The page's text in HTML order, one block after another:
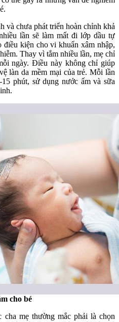
và chưa phát triển hoàn chỉnh khả
lần sẽ làm mất đi lớp dầu tự
điều kiện cho vi khuẩn xâm nhập,
Thay vì tắm nhiều lần, mẹ chỉ
ngày. Điều này không chỉ giúp
làn da mềm mại của trẻ. Mỗi lần
phút, sử dụng nước ấm và sữa
cho bé
mẹ thường mắc phải là chọn